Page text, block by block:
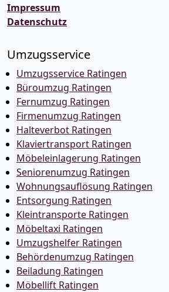
Impressum
Datenschutz
Umzugsservice
Umzugsservice Ratingen
Büroumzug Ratingen
Fernumzug Ratingen
Firmenumzug Ratingen
Halteverbot Ratingen
Klaviertransport Ratingen
Möbeleinlagerung Ratingen
Seniorenumzug Ratingen
Wohnungsauflösung Ratingen
Entsorgung Ratingen
Kleintransporte Ratingen
Möbeltaxi Ratingen
Umzugshelfer Ratingen
Behördenumzug Ratingen
Beiladung Ratingen
Möbellift Ratingen